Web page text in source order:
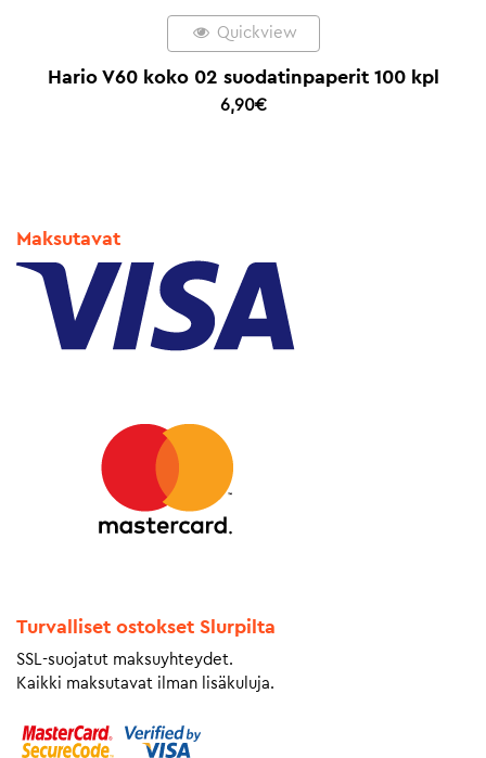
Quickview
Hario V60 koko 02 suodatinpaperit 100 kpl
6,90€
Maksutavat
Turvalliset ostokset Slurpilta
SSL-suojatut maksuyhteydet.
Kaikki maksutavat ilman lisäkuluja.